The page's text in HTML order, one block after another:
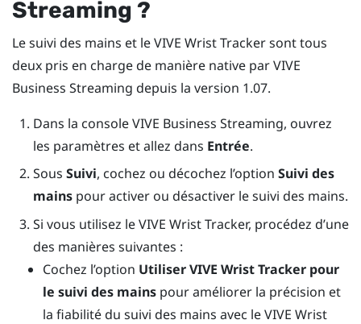
Streaming ?
Le suivi des mains et le VIVE Wrist Tracker sont tous
deux pris en charge de manière native parVIVE
Business Streaming depuis la version 1.07.
Dans la consoleVIVE Business Streaming, ouvrez
les paramètres et allez dans Entrée.
Sous Suivi, cochez ou décochez l’option Suivi des
mainspour activer ou désactiver le suivi des mains.
Si vous utilisez leVIVE Wrist Tracker, procédez d’une
des manières suivantes :
Cochez l’option UtiliserVIVE Wrist Tracker pour
le suivi des mains pour améliorer la précision et
la fiabilité du suivi des mains avec leVIVE Wrist